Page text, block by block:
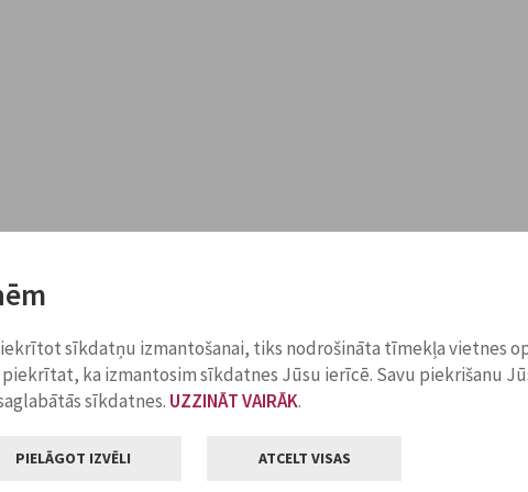
sīkdatņu izmantošanai, tiks nodrošināta tīmekļa vietnes
ka izmantosim sīkdatnes Jūsu ierīcē. Savu piekrišanu
sīkdatnes. UZZINĀT VAIRĀK.
PIELĀGOT IZVĒLI ATCELT VISAS